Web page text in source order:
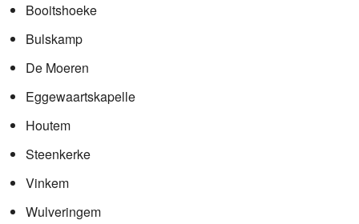
Booitshoeke
Bulskamp
De Moeren
Eggewaartskapelle
Houtem
Steenkerke
Vinkem
Wulveringem